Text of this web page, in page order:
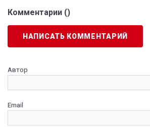
Комментарии ()
НАПИСАТЬ КОММЕНТАРИЙ
Автор
Email